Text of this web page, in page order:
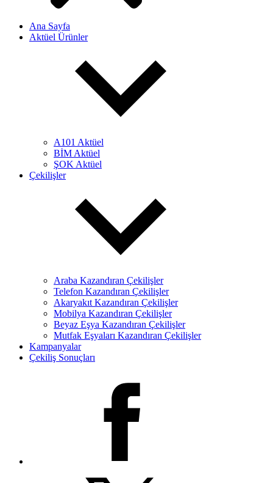
Ana Sayfa
Aktüel Ürünler
A101 Aktüel
BİM Aktüel
ŞOK Aktüel
Çekilişler
Araba Kazandıran Çekilişler
Telefon Kazandıran Çekilişler
Akaryakıt Kazandıran Çekilişler
Mobilya Kazandıran Çekilişler
Beyaz Eşya Kazandıran Çekilişler
Mutfak Eşyaları Kazandıran Çekilişler
Kampanyalar
Çekiliş Sonuçları